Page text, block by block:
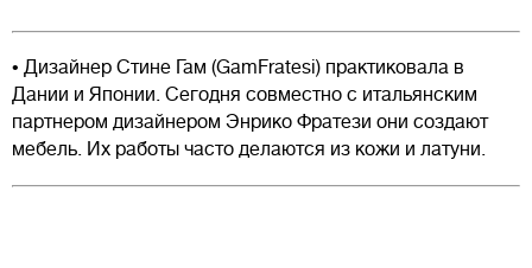
• Дизайнер Стине Гам (GamFratesi) практиковала в
Дании и Японии. Сегодня совместно с итальянским
партнером дизайнером Энрико Фратези они создают
мебель. Их работы часто делаются из кожи и латуни.